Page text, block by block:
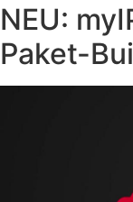
NEU:
Paket-